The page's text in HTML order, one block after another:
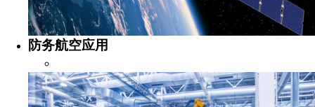
防务航空应用